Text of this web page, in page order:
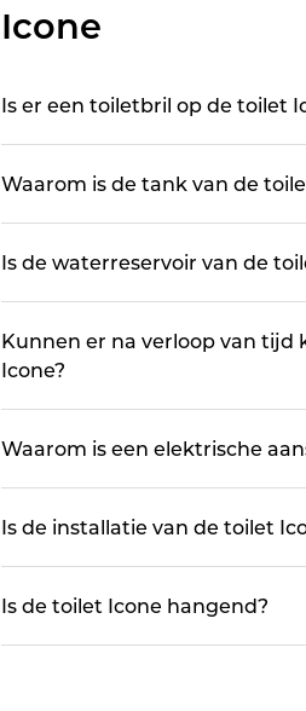
Icone
Is er een toiletbril op de toilet
Waarom is de tank van de
Is de waterreservoir van de
Kunnen er na verloop van
Icone?
Waarom is een elektrische
Is de installatie van de toilet
Is de toilet Icone hangend?